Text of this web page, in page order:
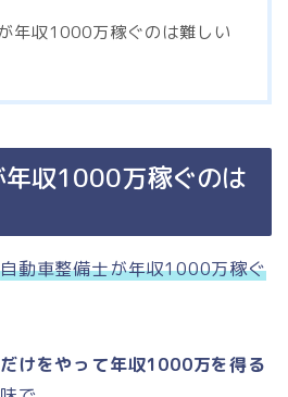
年収1000万稼ぐのは難しい
年収1000万稼ぐのは
自動車整備士が年収1000万稼ぐ
けをやって年収1000万を得る